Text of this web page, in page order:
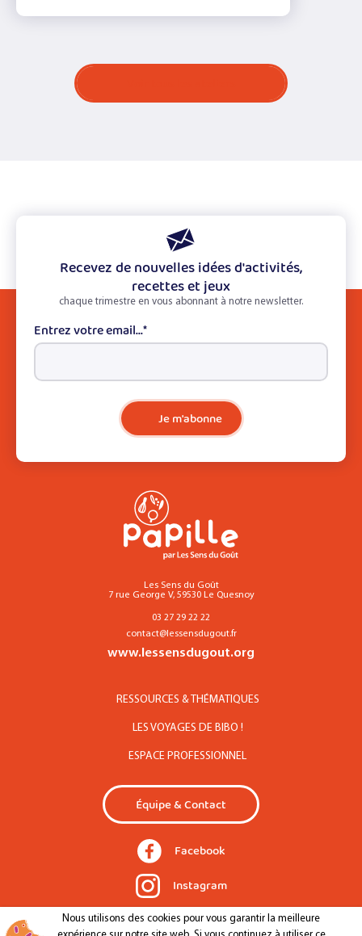
Recevez de nouvelles idées d'activités,
recettes et jeux
chaque trimestre en vous abonnant à notre newsletter.
Entrez votre email...*
Je m'abonne
Les Sens du Goût
7 rue George V, 59530 Le Quesnoy
03 27 29 22 22
contact@lessensdugout.fr
www.lessensdugout.org
RESSOURCES & THÉMATIQUES
LES VOYAGES DE BIBO !
ESPACE PROFESSIONNEL
Équipe & Contact
Facebook
Instagram
Nous utilisons des cookies pour vous garantir la meilleure